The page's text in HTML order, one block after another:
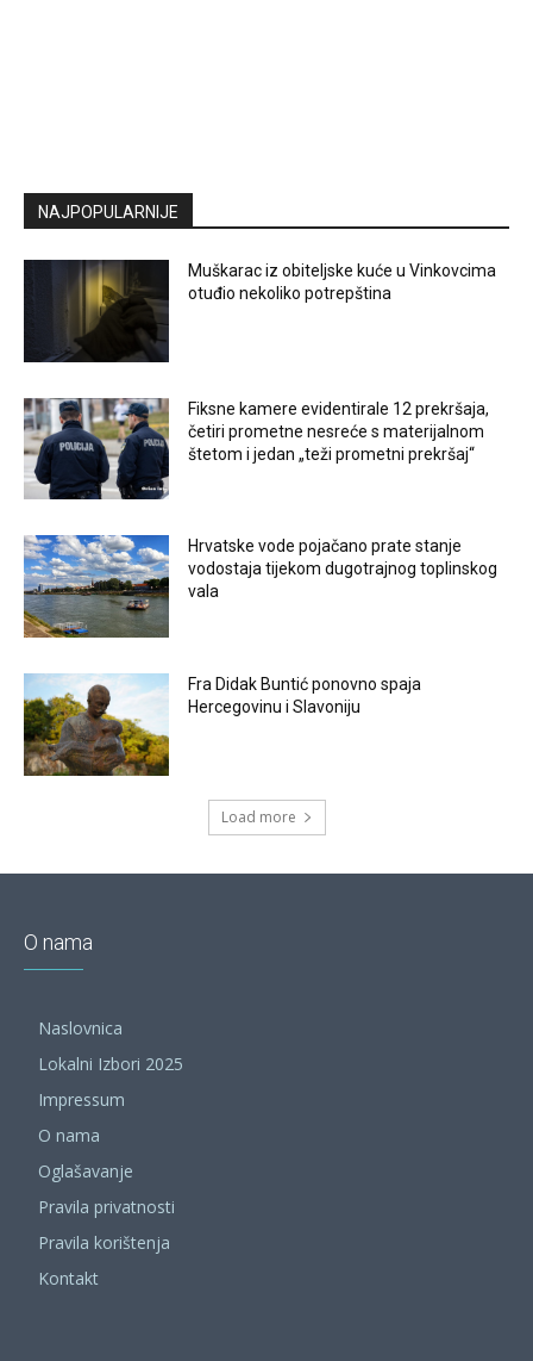
NAJPOPULARNIJE
Muškarac iz obiteljske kuće u Vinkovcima
otuđio nekoliko potrepština
Fiksne kamere evidentirale 12 prekršaja,
četiri prometne nesreće s materijalnom
štetom i jedan „teži prometni prekršaj“
Hrvatske vode pojačano prate stanje
vodostaja tijekom dugotrajnog toplinskog
vala
Fra Didak Buntić ponovno spaja
Hercegovinu i Slavoniju
Load more
O nama
Naslovnica
Lokalni Izbori 2025
Impressum
O nama
Oglašavanje
Pravila privatnosti
Pravila korištenja
Kontakt